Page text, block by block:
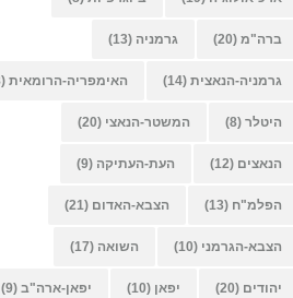
ברה"מ (20) גרמניה (13)
גרמניה-הנאצית (14) האימפריה-הרומאית (8)
היטלר (8) המשטר-הנאצי (20)
הנאצים (12) העת-העתיקה (9)
הפלמ"ח (13) הצבא-האדום (21)
הצבא-הגרמני (10) השואה (17)
יהודים (20) יפאן (10) יפאן-ארה"ב (9)